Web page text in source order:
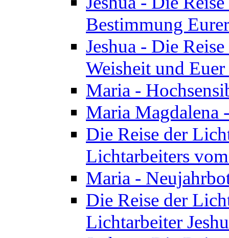
Bestimmung
Jeshua - Die
Weisheit und
Maria -
Maria Magdalena
Die Reise der
Lichtarbeiters
Maria -
Die Reise der
Lichtarbeiter